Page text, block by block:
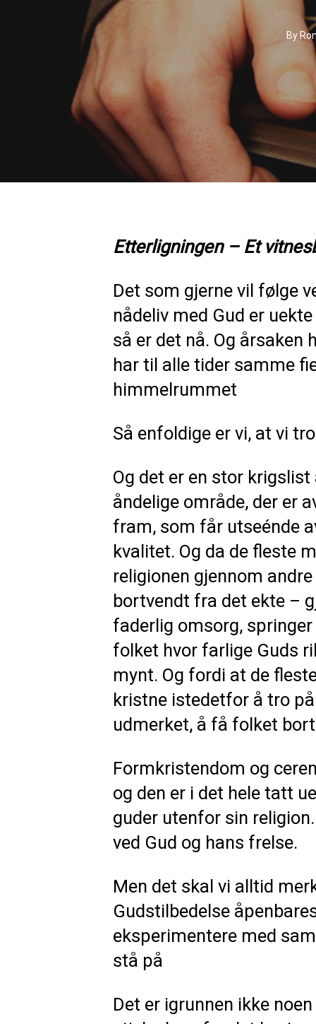
By
Etterligningen – Et
Det som gjerne vil følge
nådeliv med Gud er
så er det nå. Og årsaken
har til alle tider samme
himmelrummet
Så enfoldige er vi, at vi
Og det er en stor
åndelige område, der er
fram, som får utseénde
kvalitet. Og da de fleste
religionen gjennom
bortvendt fra det ekte –
faderlig omsorg,
folket hvor farlige Guds
mynt. Og fordi at de
kristne istedetfor å tro
udmerket, å få folket
Formkristendom og
og den er i det hele tatt
guder utenfor sin
ved Gud og hans frelse.
Men det skal vi alltid
Gudstilbedelse
eksperimentere med
stå på
Det er igrunnen ikke